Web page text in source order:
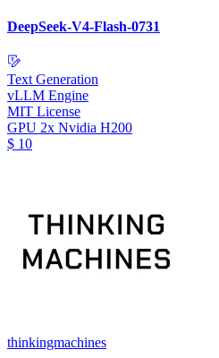
DeepSeek-V4-Flash-0731
Text Generation
vLLM Engine
MIT License
GPU 2x Nvidia H200
$ 10
thinkingmachines